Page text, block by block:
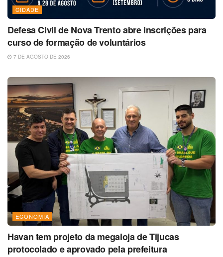
CIDADE
Defesa Civil de Nova Trento abre inscrições para
curso de formação de voluntários
7 DE AGOSTO DE 2026
ECONOMIA
Havan tem projeto da megaloja de Tijucas
protocolado e aprovado pela prefeitura